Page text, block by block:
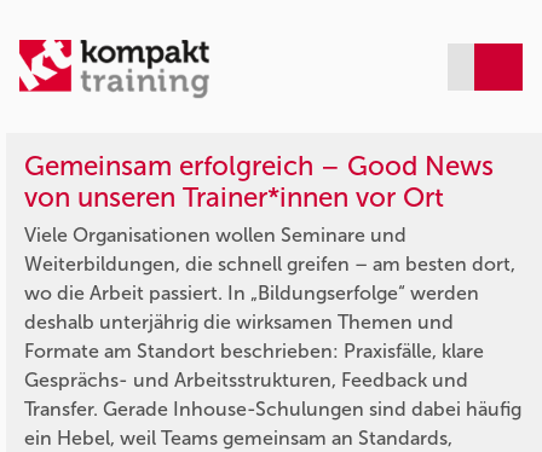
Gemeinsam erfolgreich – Good News
von unseren Trainer*innen vor Ort
Viele Organisationen wollen Seminare und
Weiterbildungen, die schnell greifen – am besten dort,
wo die Arbeit passiert. In „Bildungserfolge“ werden
deshalb unterjährig die wirksamen Themen und
Formate am Standort beschrieben: Praxisfälle, klare
Gesprächs- und Arbeitsstrukturen, Feedback und
Transfer. Gerade Inhouse-Schulungen sind dabei häufig
ein Hebel, weil Teams gemeinsam an Standards,